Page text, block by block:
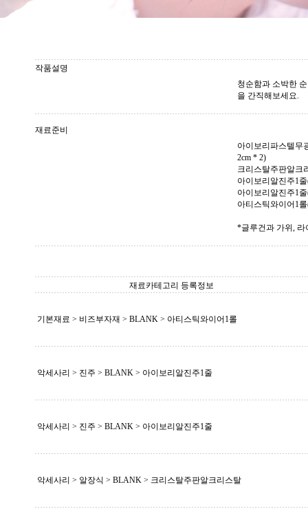
작품설명
청순함과 소박한
을 간직해보세요.
재료준비
아이보리파스텔무
2cm * 2)
크리스탈주판알크
아이보리알진주1
아이보리알진주1
아티스틱와이어1
*글루건과 가위, 라
재료카테고리 등록정보
기본재료 > 비즈부자재 > BLANK > 아티스틱와이어1롤
악세사리 > 진주 > BLANK > 아이보리알진주1줄
악세사리 > 진주 > BLANK > 아이보리알진주1줄
악세사리 > 알장식 > BLANK > 크리스탈주판알크리스탈